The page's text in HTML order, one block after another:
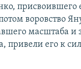
присвоившего
воровство
масштаба и
привели его к